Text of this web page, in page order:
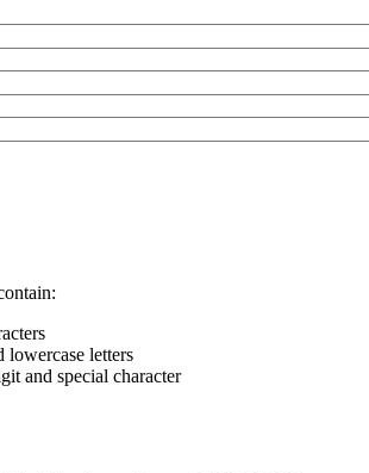
lowercase letters
and special character